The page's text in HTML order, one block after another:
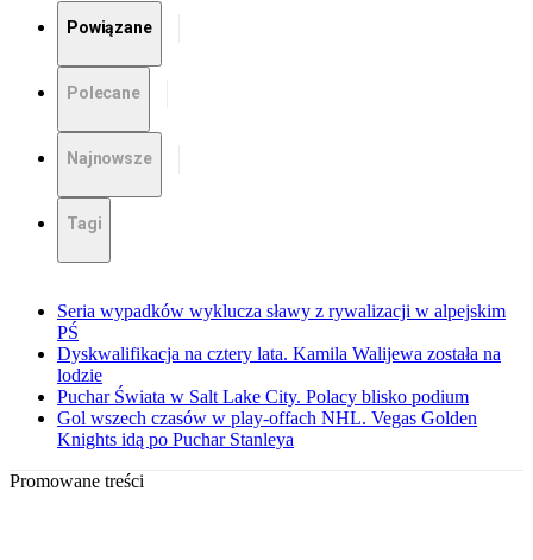
Powiązane
Polecane
Najnowsze
Tagi
Seria wypadków wyklucza sławy z rywalizacji w alpejskim
PŚ
Dyskwalifikacja na cztery lata. Kamila Walijewa została na
lodzie
Puchar Świata w Salt Lake City. Polacy blisko podium
Gol wszech czasów w play-offach NHL. Vegas Golden
Knights idą po Puchar Stanleya
Promowane treści